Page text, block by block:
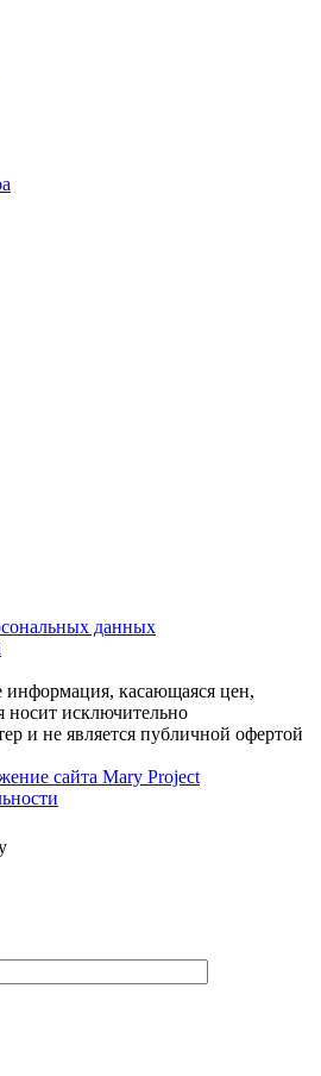
данных
информация, касающаяся цен,
носит исключительно
и не является публичной офертой
сайта Mary Project